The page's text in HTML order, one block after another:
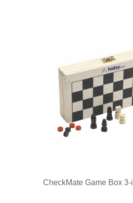
CheckMate Game Box 3-